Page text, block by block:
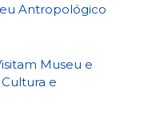
Antropológico
Museu e
e